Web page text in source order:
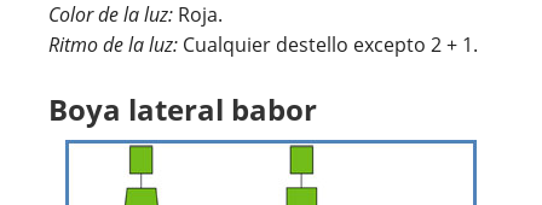
Color de la luz: Roja.
Ritmo de la luz: Cualquier destello excepto 2 + 1.
Boya lateral babor